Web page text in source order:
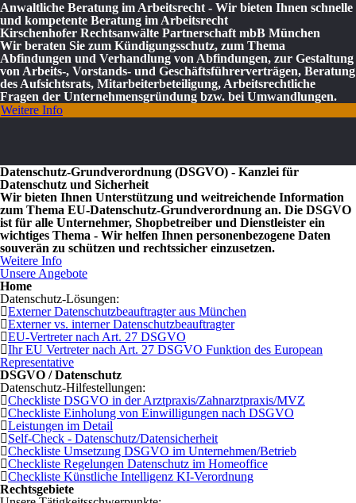
Anwaltliche Beratung im Arbeitsrecht - Wir bieten Ihnen schnelle
und kompetente Beratung im Arbeitsrecht
Kirschenhofer Rechtsanwälte Partnerschaft mbB München
Wir beraten Sie zum Kündigungsschutz, zum Thema
Abfindungen und Verhandlung von Abfindungen, zur Gestaltung
von Arbeits-, Vorstands- und Geschäftsführerverträgen, Beratung
des Aufsichtsrats, Mitarbeiterbeteiligung, Arbeitsrechtliche
Fragen der Unternehmensgründung bzw. bei Umwandlungen.
Weitere Info
Datenschutz-Grundverordnung (DSGVO) - Kanzlei für
Datenschutz und Sicherheit
Wir bieten Ihnen Unterstützung und weitreichende Information
zum Thema EU-Datenschutz-Grundverordnung an. Die DSGVO
ist für alle Unternehmer, Shopbetreiber und Dienstleister ein
wichtiges Thema - Wir helfen Ihnen personenbezogene Daten
souverän zu schützen und rechtssicher einzusetzen.
Weitere Info
Unsere Angebote
Home
Datenschutz-Lösungen:
Externer Datenschutzbeauftragter aus München
Externer vs. interner Datenschutzbeauftragter
EU-Vertreter nach Art. 27 DSGVO
Ihr EU Vertreter nach Art. 27 DSGVO Funktion des European
Representative
DSGVO / Datenschutz
Datenschutz-Hilfestellungen:
Checkliste DSGVO in der Arztpraxis/Zahnarztpraxis/MVZ
Checkliste Einholung von Einwilligungen nach DSGVO
Leistungen im Detail
Self-Check - Datenschutz/Datensicherheit
Checkliste Umsetzung DSGVO im Unternehmen/Betrieb
Checkliste Regelungen Datenschutz im Homeoffice
Checkliste Künstliche Intelligenz KI-Verordnung
Rechtsgebiete